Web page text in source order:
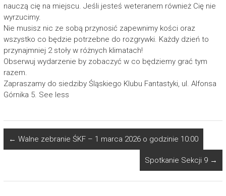
nauczą cię na miejscu. Jeśli jesteś weteranem również Cię nie
wyrzucimy.
Nie musisz nic ze sobą przynosić zapewnimy kości oraz
wszystko co będzie potrzebne do rozgrywki. Każdy dzień to
przynajmniej 2 stoły w różnych klimatach!
Obserwuj wydarzenie by zobaczyć w co będziemy grać tym
razem.
Zapraszamy do siedziby Śląskiego Klubu Fantastyki, ul. Alfonsa
Górnika 5. See less
← Walne zebranie ŚKF – 1 marca 2026 o godzinie 10:00
Spotkanie Sekcji 9 →